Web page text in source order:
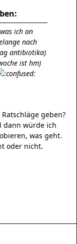
ich an
nach
antibiotika)
ist hm)
geben?
dann würde ich
was geht.
oder nicht.